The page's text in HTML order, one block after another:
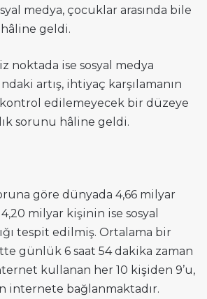
medya, çocuklar arasında bile
geldi.
noktada ise sosyal medya
artış, ihtiyaç karşılamanın
edilemeyecek bir düzeye
sorunu hâline geldi.
göre dünyada 4,66 milyar
milyar kişinin ise sosyal
tespit edilmiş. Ortalama bir
günlük 6 saat 54 dakika zaman
kullanan her 10 kişiden 9’u,
internete bağlanmaktadır.